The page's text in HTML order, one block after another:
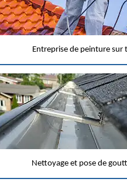
Entreprise de peinture sur
Nettoyage et pose de